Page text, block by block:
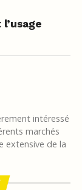
intéressé
marchés
extensive de la